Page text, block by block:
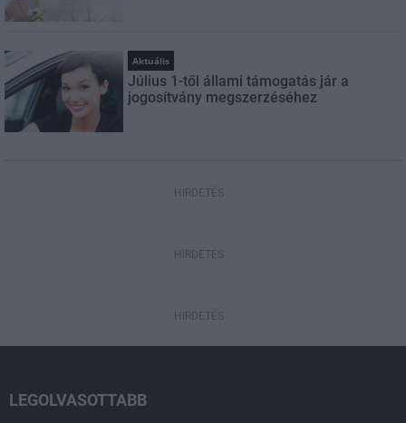
Aktuális
Július 1-től állami támogatás jár a
jogosítvány megszerzéséhez
HIRDETÉS
HIRDETÉS
HIRDETÉS
LEGOLVASOTTABB